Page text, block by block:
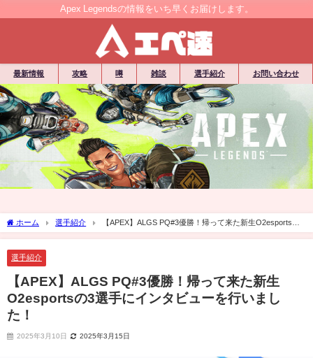
Apex Legendsの情報をいち早くお届けします。
最新情報 攻略 噂 雑談 選手紹介 お問い合わせ
ホーム 選手紹介
【APEX】ALGS PQ#3優勝！帰って来た新生O2esportsの3
選手にインタビューを行いました！
選手紹介
【APEX】ALGS PQ#3優勝！帰って来た新生
O2esportsの3選手にインタビューを行いまし
た！
2025年3月10日 2025年3月15日